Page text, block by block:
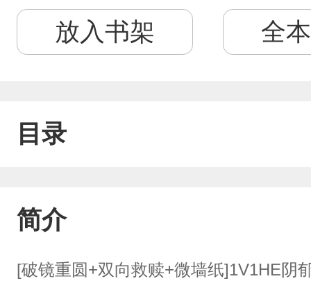
放入书架 全
目录
简介
[破镜重圆+双向救赎+微墙纸]1V1HE阴